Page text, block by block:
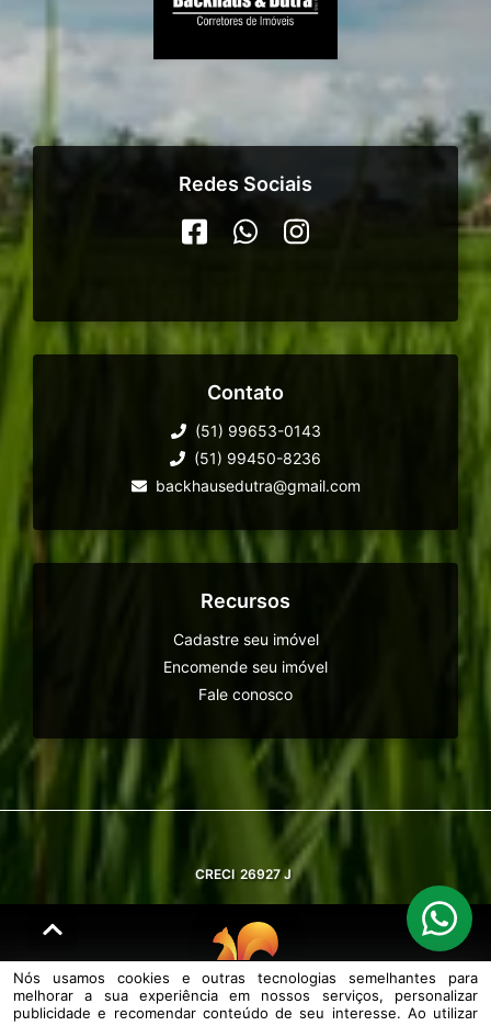
Redes Sociais
Contato
(51) 99653-0143
(51) 99450-8236
backhausedutra@gmail.com
Recursos
Cadastre seu imóvel
Encomende seu imóvel
Fale conosco
CRECI 26927 J
© DESENVOLVIDO PELAAGIL.NET
Nós usamos cookies e outras tecnologias semelhantes para
melhorar a sua experiência em nossos serviços, personalizar
publicidade e recomendar conteúdo de seu interesse. Ao utilizar